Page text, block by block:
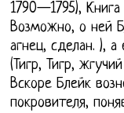
1790—1795), Книга
Возможно, о ней
агнец, сделан. ),
(Тигр, Тигр,
Вскоре Блейк
покровителя,